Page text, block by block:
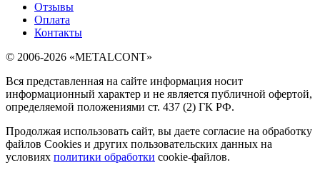
Отзывы
Оплата
Контакты
© 2006-2026 «METALCONT»
Вся представленная на сайте информация носит
информационный характер и не является публичной офертой,
определяемой положениями ст. 437 (2) ГК РФ.
Продолжая использовать сайт, вы даете согласие на обработку
файлов Cookies и других пользовательских данных на
условиях политики обработки cookie-файлов.